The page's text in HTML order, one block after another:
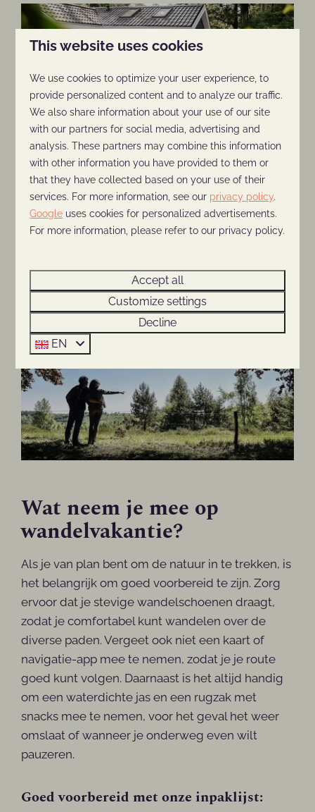
Wat neem je mee op
wandelvakantie?
Als je van plan bent om de natuur in te trekken, is
het belangrijk om goed voorbereid te zijn. Zorg
ervoor dat je stevige wandelschoenen draagt,
zodat je comfortabel kunt wandelen over de
diverse paden. Vergeet ook niet een kaart of
navigatie-app mee te nemen, zodat je je route
goed kunt volgen. Daarnaast is het altijd handig
om een waterdichte jas en een rugzak met
snacks mee te nemen, voor het geval het weer
omslaat of wanneer je onderweg even wilt
pauzeren.
Goed voorbereid met onze inpaklijst:
This website uses cookies
We use cookies to optimize your user experience, to
provide personalized content and to analyze our traffic.
We also share information about your use of our site
with our partners for social media, advertising and
analysis. These partners may combine this information
with other information you have provided to them or
that they have collected based on your use of their
services. For more information, see our privacy policy.
Google uses cookies for personalized advertisements.
For more information, please refer to our privacy policy.
Accept all
Customize settings
Decline
EN